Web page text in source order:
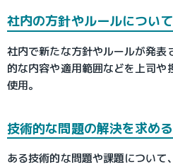
社内の方針やルールについ
社内で新たな方針やルールが発表
的な内容や適用範囲などを上司や
使用。
技術的な問題の解決を求め
ある技術的な問題や課題について